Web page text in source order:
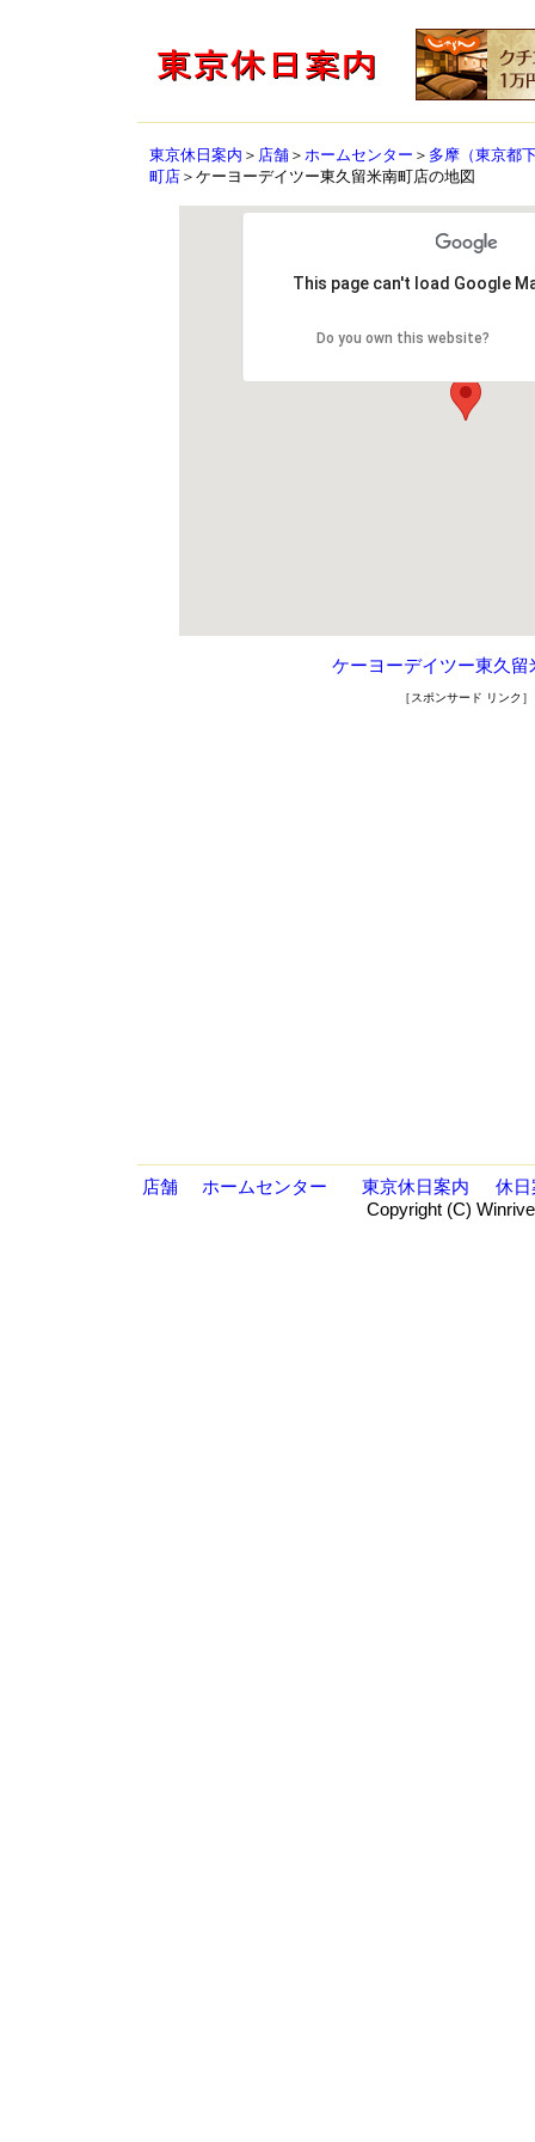
東京休日案内 ＞ 店舗 ＞ ホームセンター ＞ 多摩（東京都
町店 ＞ケーヨーデイツー東久留米南町店の地図
This page can't load Google
Do you own this website?
ケーヨーデイツー東久留
［スポンサード リンク］
店舗 ホームセンター 東京休日案内
休
Copyright (C)